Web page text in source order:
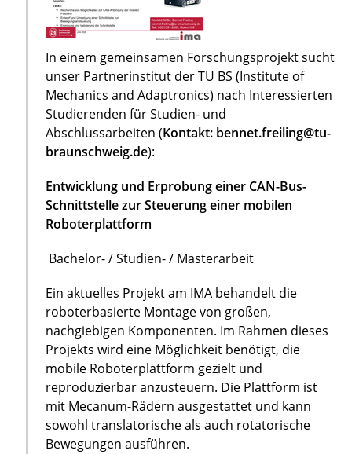
In einem gemeinsamen Forschungsprojekt sucht
unser Partnerinstitut der TU BS (Institute of
Mechanics and Adaptronics) nach Interessierten
Studierenden für Studien- und
Abschlussarbeiten (Kontakt: bennet.freiling@tu-
braunschweig.de):
Entwicklung und Erprobung einer CAN-Bus-
Schnittstelle zur Steuerung einer mobilen
Roboterplattform
Bachelor- / Studien- / Masterarbeit
Ein aktuelles Projekt am IMA behandelt die
roboterbasierte Montage von großen,
nachgiebigen Komponenten. Im Rahmen dieses
Projekts wird eine Möglichkeit benötigt, die
mobile Roboterplattform gezielt und
reproduzierbar anzusteuern. Die Plattform ist
mit Mecanum-Rädern ausgestattet und kann
sowohl translatorische als auch rotatorische
Bewegungen ausführen.